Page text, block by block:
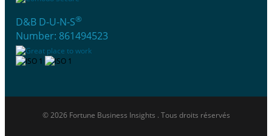
D&B D-U-N-S®
Number: 861494523
© 2026 Fortune Business Insights . Tous droits réservés